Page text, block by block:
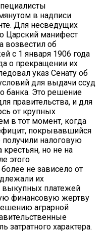
в надписи
Для несведущих
Царский манифест
возвестил об
с 1 января 1906 года
о прекращении их
указ Сенату об
для выдачи ссуд
банка. Это решение
правительства, и для
от крупных
в тот момент, когда
покрывавшийся
налоговую
но не на
этого
не зависело от
их
выкупных платежей
финансовую жертву
аграрной
затратного характера.